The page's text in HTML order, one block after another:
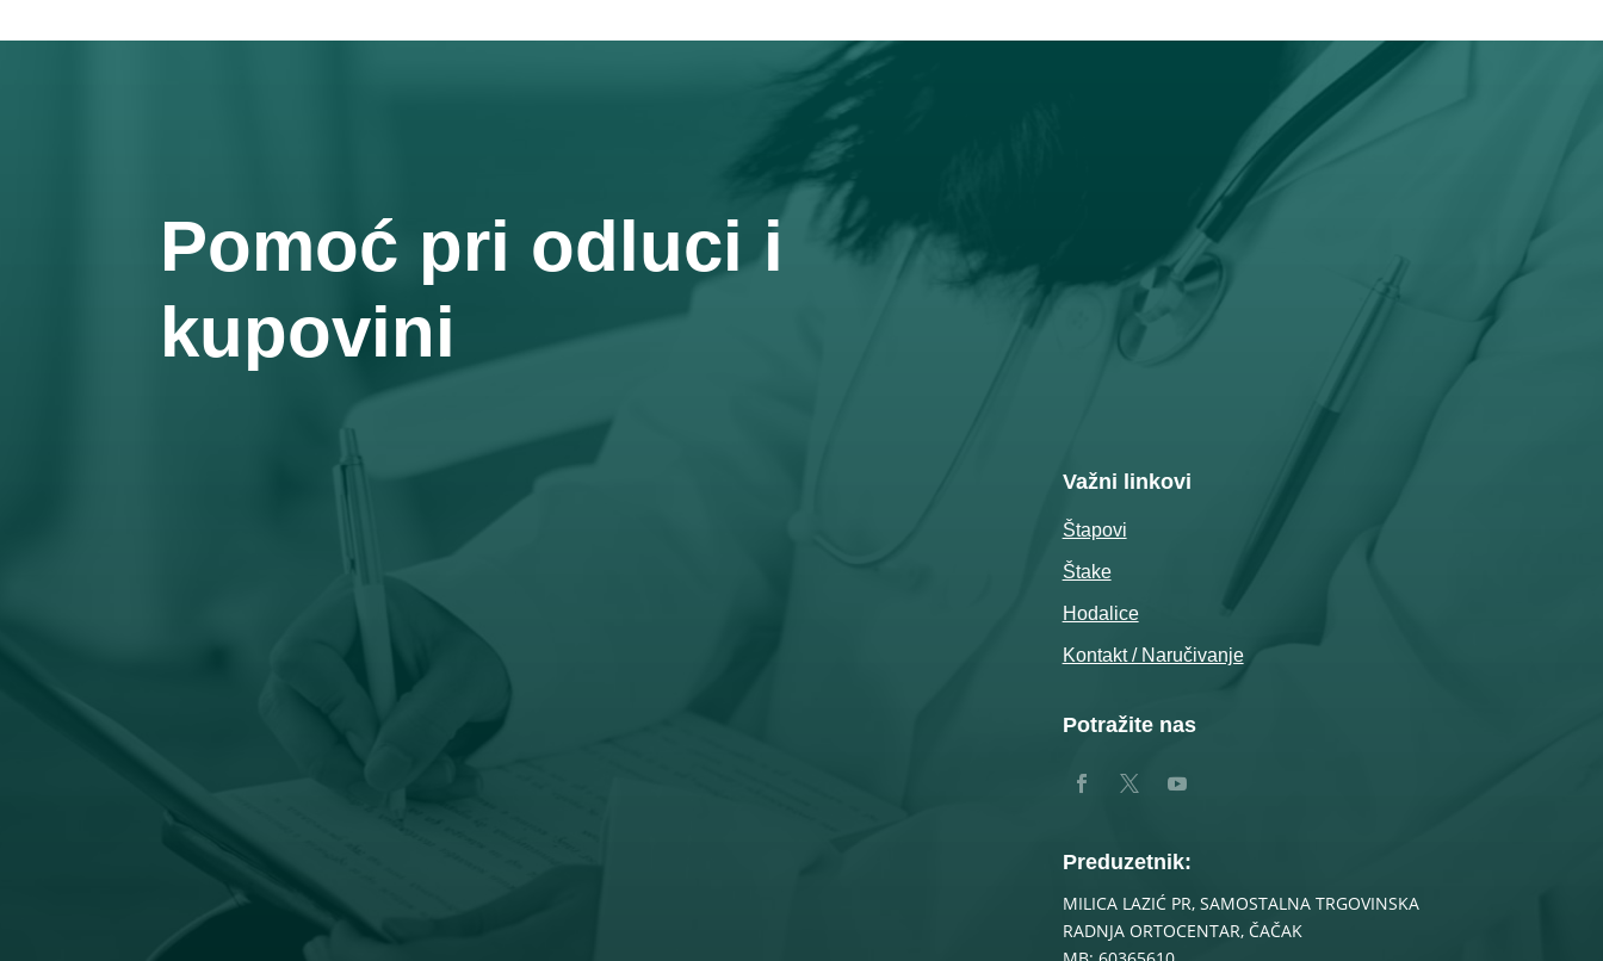
Pomoć pri odluci i
kupovini
Radno vreme
Važni linkovi
Štapovi
Štake
Hodalice
Kontakt / Naručivanje
Potražite nas
Preduzetnik:
MILICA LAZIĆ PR, SAMOSTALNA TRGOVINSKA
RADNJA ORTOCENTAR, ČAČAK